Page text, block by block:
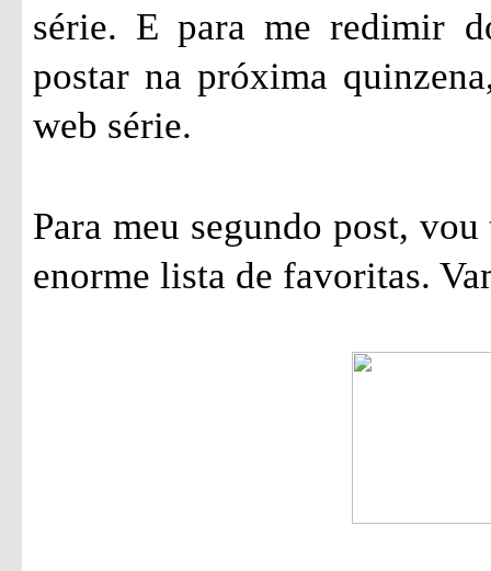
série. E para me redimir
postar na próxima
web série.
Para meu segundo post,
enorme lista de favoritas.